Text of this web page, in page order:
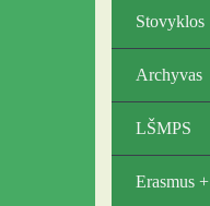
Stovyklos
Archyvas
LŠMPS
Erasmus +